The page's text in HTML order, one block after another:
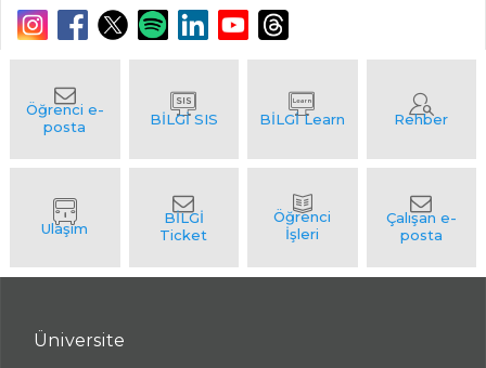
Üniversite